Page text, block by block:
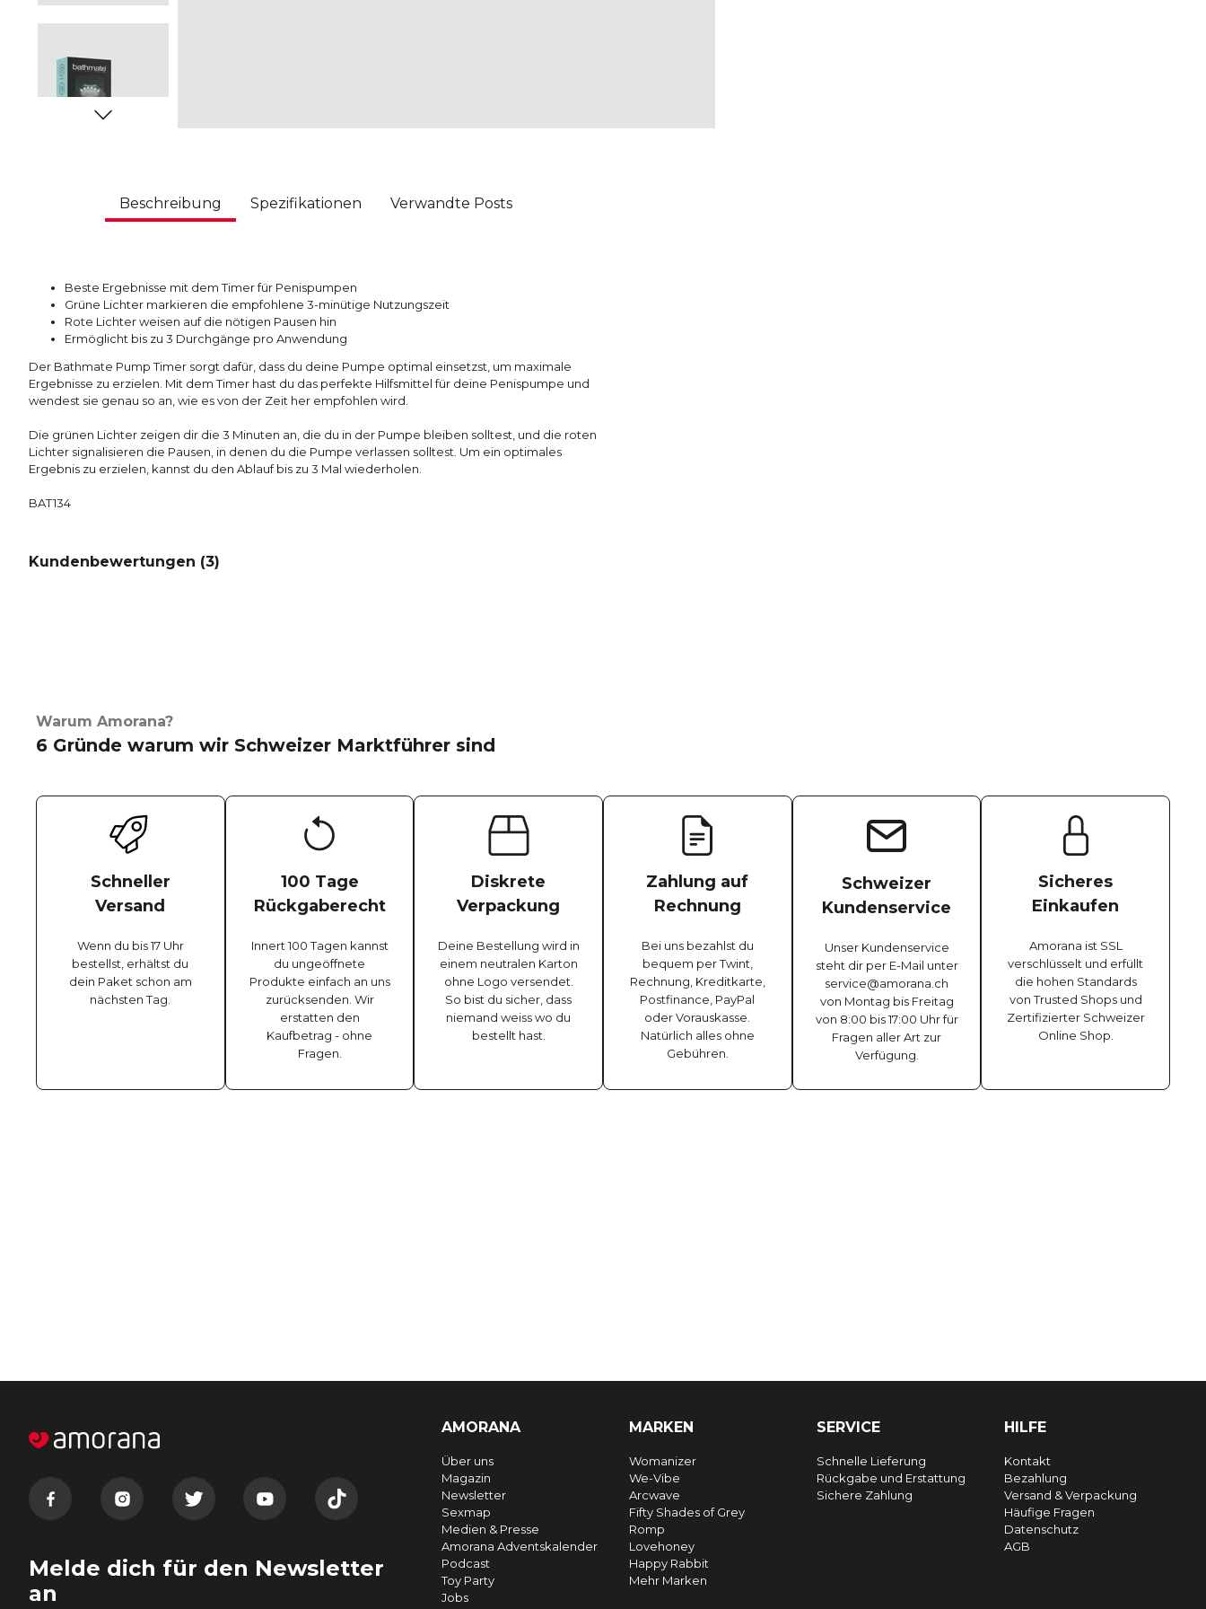
Beschreibung Spezifikationen Verwandte Posts
Beste Ergebnisse mit dem Timer für Penispumpen
Grüne Lichter markieren die empfohlene 3-minütige Nutzungszeit
Rote Lichter weisen auf die nötigen Pausen hin
Ermöglicht bis zu 3 Durchgänge pro Anwendung
Der Bathmate Pump Timer sorgt dafür, dass du deine Pumpe optimal einsetzst, um maximale
Ergebnisse zu erzielen. Mit dem Timer hast du das perfekte Hilfsmittel für deine Penispumpe und
wendest sie genau so an, wie es von der Zeit her empfohlen wird.
Die grünen Lichter zeigen dir die 3 Minuten an, die du in der Pumpe bleiben solltest, und die roten
Lichter signalisieren die Pausen, in denen du die Pumpe verlassen solltest. Um ein optimales
Ergebnis zu erzielen, kannst du den Ablauf bis zu 3 Mal wiederholen.
BAT134
Kundenbewertungen (3)
Warum Amorana?
6 Gründe warum wir Schweizer Marktführer sind
Schneller
Versand
Wenn du bis 17 Uhr
bestellst, erhältst du
dein Paket schon am
nächsten Tag.
100 Tage
Rückgaberecht
Innert 100 Tagen kannst
du ungeöffnete
Produkte einfach an uns
zurücksenden. Wir
erstatten den
Kaufbetrag - ohne
Fragen.
Diskrete
Verpackung
Deine Bestellung wird in
einem neutralen Karton
ohne Logo versendet.
So bist du sicher, dass
niemand weiss wo du
bestellt hast.
Zahlung auf
Rechnung
Bei uns bezahlst du
bequem per Twint,
Rechnung, Kreditkarte,
Postfinance, PayPal
oder Vorauskasse.
Natürlich alles ohne
Gebühren.
Schweizer
Kundenservice
Unser Kundenservice
steht dir per E-Mail unter
service@amorana.ch
von Montag bis Freitag
von 8:00 bis 17:00 Uhr für
Fragen aller Art zur
Verfügung.
Sicheres
Einkaufen
Amorana ist SSL
verschlüsselt und erfüllt
die hohen Standards
von Trusted Shops und
Zertifizierter Schweizer
Online Shop.
Melde dich für den Newsletter
an
AMORANA
Über uns
Magazin
Newsletter
Sexmap
Medien & Presse
Amorana Adventskalender
Podcast
Toy Party
Jobs
MARKEN
Womanizer
We-Vibe
Arcwave
Fifty Shades of Grey
Romp
Lovehoney
Happy Rabbit
Mehr Marken
SERVICE
Schnelle Lieferung
Rückgabe und Erstattung
Sichere Zahlung
HILFE
Kontakt
Bezahlung
Versand & Verpackung
Häufige Fragen
Datenschutz
AGB